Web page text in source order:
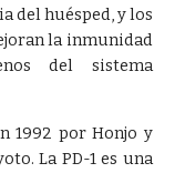
del huésped, y los
la inmunidad
del sistema
1992 por Honjo y
La PD-1 es una